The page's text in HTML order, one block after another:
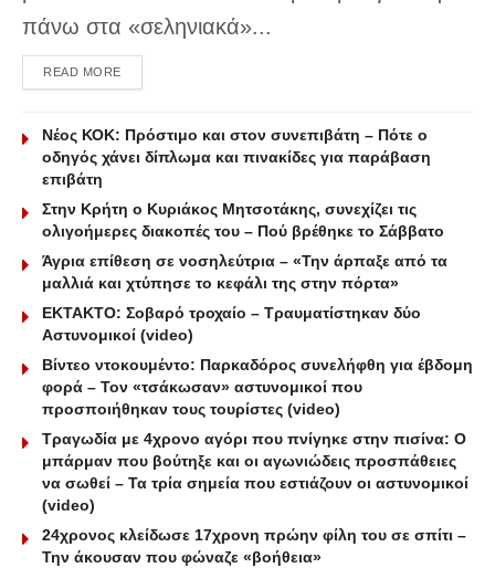
πάνω στα «σεληνιακά»...
READ MOREDETAILS
Νέος ΚΟΚ: Πρόστιμο και στον συνεπιβάτη – Πότε ο
οδηγός χάνει δίπλωμα και πινακίδες για παράβαση
επιβάτη
Στην Κρήτη ο Κυριάκος Μητσοτάκης, συνεχίζει τις
ολιγοήμερες διακοπές του – Πού βρέθηκε το Σάββατο
Άγρια επίθεση σε νοσηλεύτρια – «Την άρπαξε από τα
μαλλιά και χτύπησε το κεφάλι της στην πόρτα»
ΕΚΤΑΚΤΟ: Σοβαρό τροχαίο – Τραυματίστηκαν δύο
Αστυνομικοί (video)
Βίντεο ντοκουμέντο: Παρκαδόρος συνελήφθη για έβδομη
φορά – Τον «τσάκωσαν» αστυνομικοί που
προσποιήθηκαν τους τουρίστες (video)
Τραγωδία με 4χρονο αγόρι που πνίγηκε στην πισίνα: O
μπάρμαν που βούτηξε και οι αγωνιώδεις προσπάθειες
να σωθεί – Τα τρία σημεία που εστιάζουν οι αστυνομικοί
(video)
24χρονος κλείδωσε 17χρονη πρώην φίλη του σε σπίτι –
Την άκουσαν που φώναζε «βοήθεια»